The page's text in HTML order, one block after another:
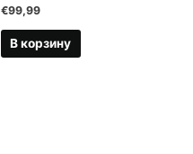
€99,99
В корзину